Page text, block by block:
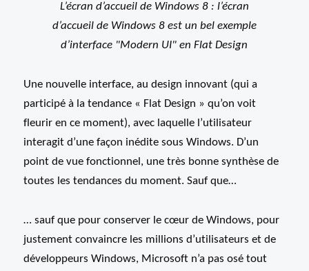
L’écran d’accueil de Windows 8 : l’écran
d’accueil de Windows 8 est un bel exemple
d’interface "Modern UI" en Flat Design
Une nouvelle interface, au design innovant (qui a
participé à la tendance « Flat Design » qu’on voit
fleurir en ce moment), avec laquelle l’utilisateur
interagit d’une façon inédite sous Windows. D’un
point de vue fonctionnel, une très bonne synthèse de
toutes les tendances du moment. Sauf que…
… sauf que pour conserver le cœur de Windows, pour
justement convaincre les millions d’utilisateurs et de
développeurs Windows, Microsoft n’a pas osé tout